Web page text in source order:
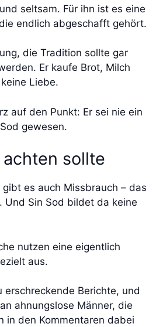
seltsam. Für ihn ist es eine
endlich abgeschafft gehört.
die Tradition sollte gar
Er kaufe Brot, Milch
Liebe.
auf den Punkt: Er sei nie ein
gewesen.
sollte
es auch Missbrauch – das
Und Sin Sod bildet da keine
nutzen eine eigentlich
aus.
erschreckende Berichte, und
ahnungslose Männer, die
in den Kommentaren dabei